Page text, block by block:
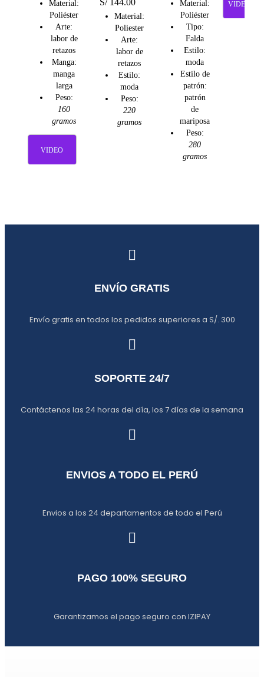
Material:
Poliéster
Arte:
labor de
retazos
Manga:
manga
larga
Peso:
160
gramos
VIDEO
Material:
Poliester
Arte:
labor de
retazos
Estilo:
moda
Peso:
220
gramos
Material:
Poliéster
Tipo:
Falda
Estilo:
moda
Estilo de
patrón:
patrón
de
mariposa
Peso:
280
gramos
VIDEO
ENVÍO GRATIS
Envío gratis en todos los pedidos superiores a S/. 300
SOPORTE 24/7
Contáctenos las 24 horas del día, los 7 días de la semana
ENVIOS A TODO EL PERÚ
Envios a los 24 departamentos de todo el Perú
PAGO 100% SEGURO
Garantizamos el pago seguro con IZIPAY